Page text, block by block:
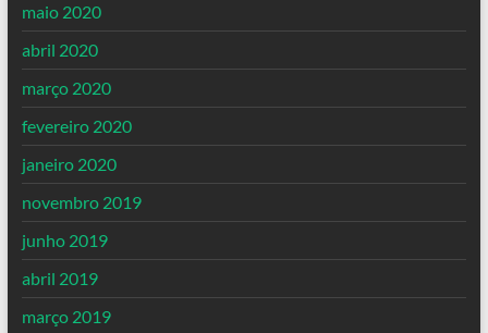
maio 2020
abril 2020
março 2020
fevereiro 2020
janeiro 2020
novembro 2019
junho 2019
abril 2019
março 2019